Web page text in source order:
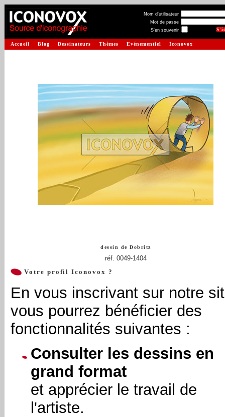
Nom d'utilisateur
Mot de passe
S'en souvenir
Accueil Blog Dessinateurs Thèmes Evénementiel Iconovox
dessin deDobritz
réf. 0049-1404
Votre profil Iconovox ?
En vous inscrivant sur notre
vous pourrez bénéficier des
fonctionnalités suivantes :
Consulter les dessins en
grand format
et apprécier le travail de
l'artiste.